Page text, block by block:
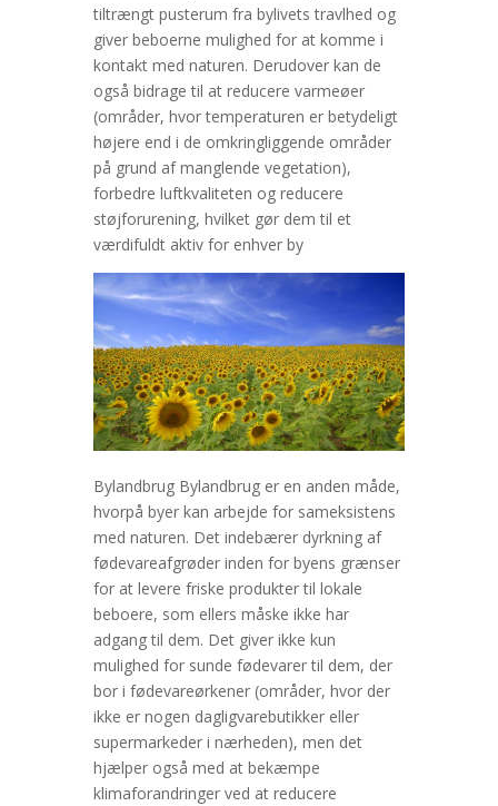
tiltrængt pusterum fra bylivets travlhed og
giver beboerne mulighed for at komme i
kontakt med naturen. Derudover kan de
også bidrage til at reducere varmeøer
(områder, hvor temperaturen er betydeligt
højere end i de omkringliggende områder
på grund af manglende vegetation),
forbedre luftkvaliteten og reducere
støjforurening, hvilket gør dem til et
værdifuldt aktiv for enhver by
Bylandbrug Bylandbrug er en anden måde,
hvorpå byer kan arbejde for sameksistens
med naturen. Det indebærer dyrkning af
fødevareafgrøder inden for byens grænser
for at levere friske produkter til lokale
beboere, som ellers måske ikke har
adgang til dem. Det giver ikke kun
mulighed for sunde fødevarer til dem, der
bor i fødevareørkener (områder, hvor der
ikke er nogen dagligvarebutikker eller
supermarkeder i nærheden), men det
hjælper også med at bekæmpe
klimaforandringer ved at reducere